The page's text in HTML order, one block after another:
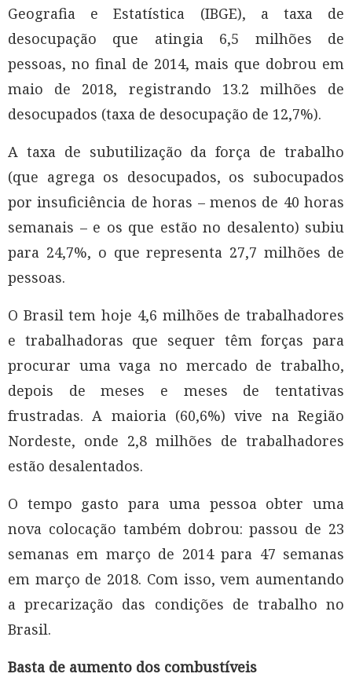
Geografia e Estatística (IBGE), a taxa de
desocupação que atingia 6,5 milhões de
pessoas, no final de 2014, mais que dobrou em
maio de 2018, registrando 13.2 milhões de
desocupados (taxa de desocupação de 12,7%).
A taxa de subutilização da força de trabalho
(que agrega os desocupados, os subocupados
por insuficiência de horas – menos de 40 horas
semanais – e os que estão no desalento) subiu
para 24,7%, o que representa 27,7 milhões de
pessoas.
O Brasil tem hoje 4,6 milhões de trabalhadores
e trabalhadoras que sequer têm forças para
procurar uma vaga no mercado de trabalho,
depois de meses e meses de tentativas
frustradas. A maioria (60,6%) vive na Região
Nordeste, onde 2,8 milhões de trabalhadores
estão desalentados.
O tempo gasto para uma pessoa obter uma
nova colocação também dobrou: passou de 23
semanas em março de 2014 para 47 semanas
em março de 2018. Com isso, vem aumentando
a precarização das condições de trabalho no
Brasil.
Basta de aumento dos combustíveis